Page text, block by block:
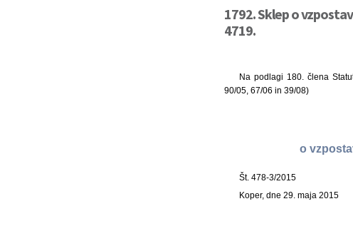
1792. Sklep o
4719.
Na podlagi 180. člena
90/05, 67/06 in 39/08)
o
Št. 478-3/2015
Koper, dne 29. maja 2015